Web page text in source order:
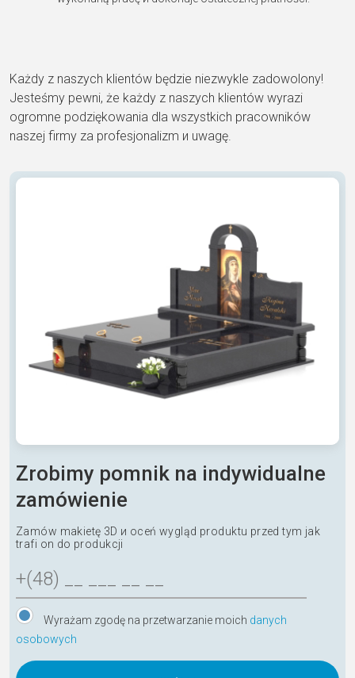
Każdy z naszych klientów będzie niezwykle zadowolony!
Jesteśmy pewni, że każdy z naszych klientów wyrazi
ogromne podziękowania dla wszystkich pracowników
naszej firmy za profesjonalizm и uwagę.
Zrobimy pomnik na indywidualne
zamówienie
Zamów makietę 3D и oceń wygląd produktu przed tym jak
trafi on do produkcji
Wyrażam zgodę na przetwarzanie moich danych
osobowych